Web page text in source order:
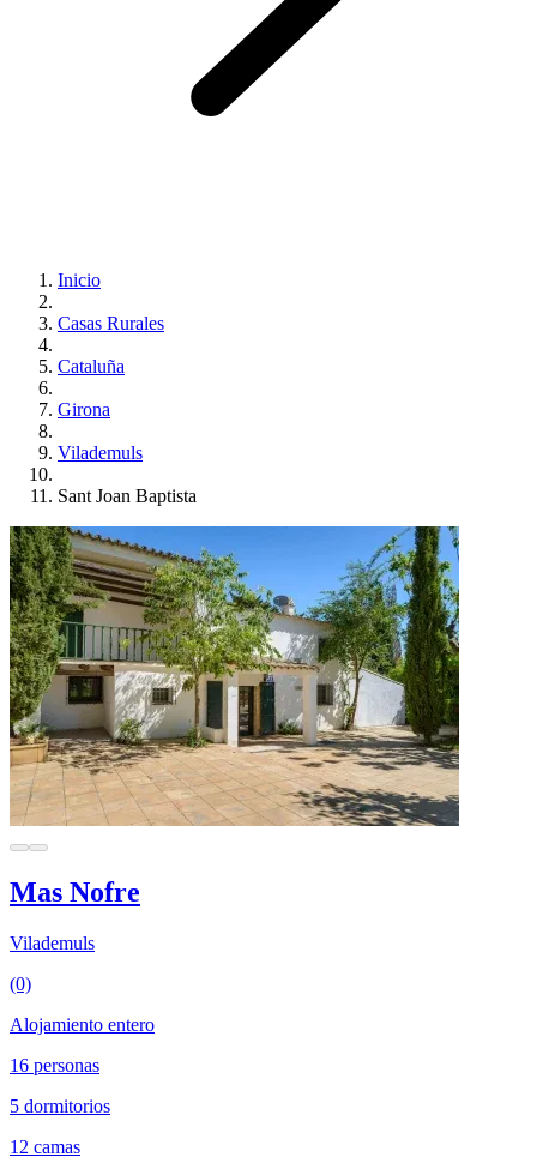
Inicio
Casas Rurales
Cataluña
Girona
Vilademuls
Sant Joan Baptista
Mas Nofre
Vilademuls
(0)
Alojamiento entero
16 personas
5 dormitorios
12 camas